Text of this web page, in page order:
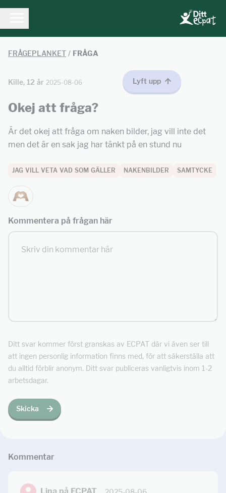
FRÅGEPLANKET / FRÅGA
Kille, 12 år 2025-08-06 Lyft upp
Okej att fråga?
Är det okej att fråga om naken bilder, jag vill inte det
men det är en sak jag har tänkt på en stund nu
JAG VILL VETA VAD SOM GÄLLER NAKENBILDER SAMTYCKE
Kommentera på frågan här
Ditt svar kommer först granskas av ECPAT där vi även ser till
att ingen personlig information finns med, för att säkerställa att
du alltid förblir anonym. Ditt svar publiceras vanligtvis inom 1-2
arbetsdagar.
Skicka
Kommentar